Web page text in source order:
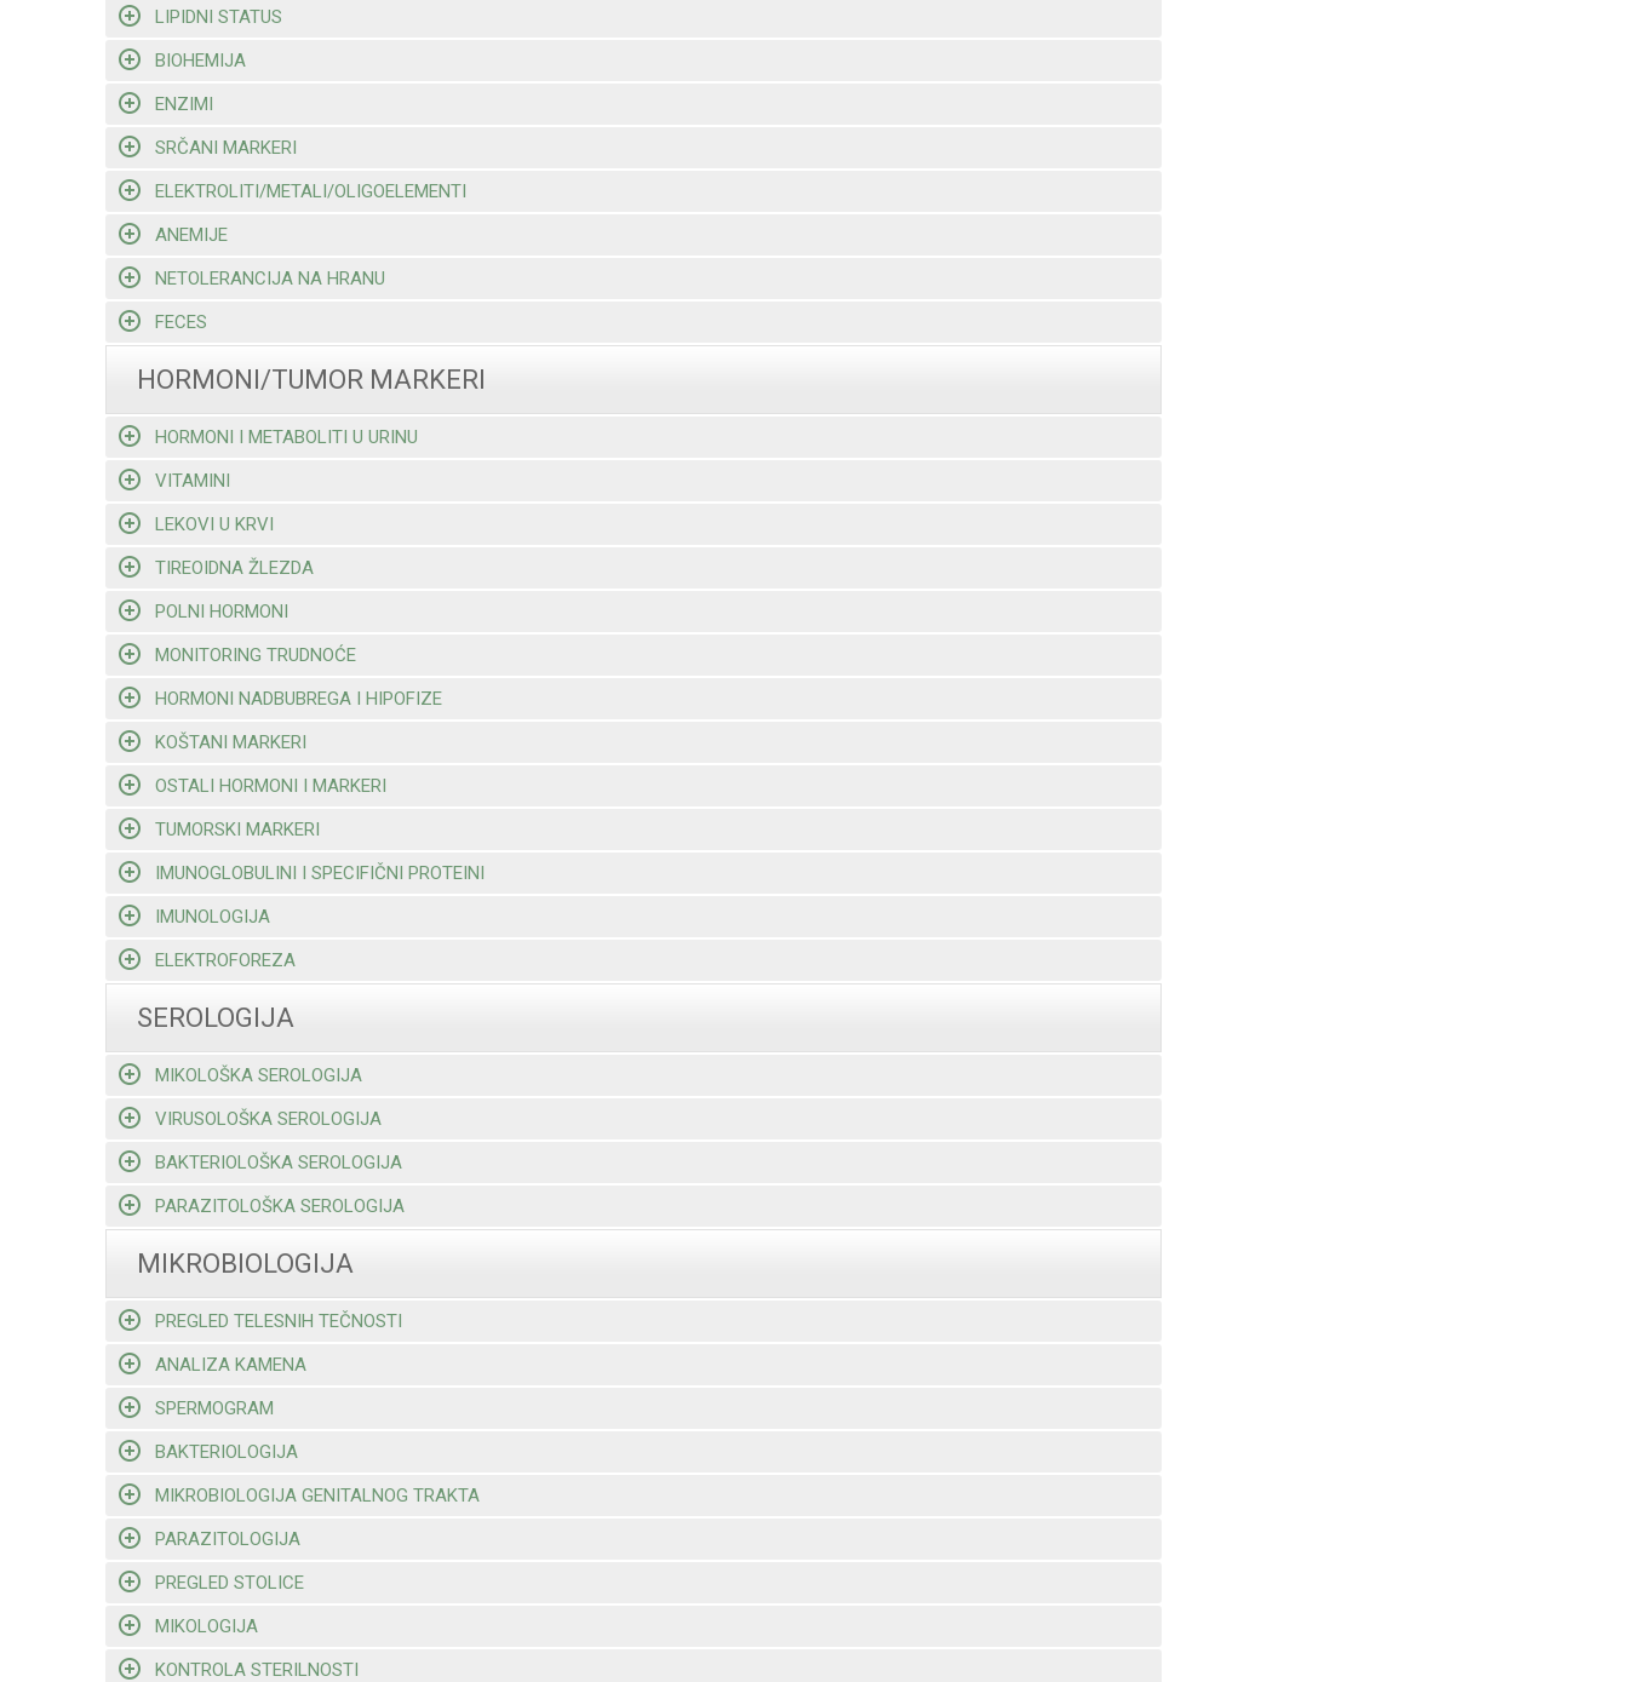
LIPIDNI STATUS
BIOHEMIJA
ENZIMI
SRČANI MARKERI
ELEKTROLITI/METALI/OLIGOELEMENTI
ANEMIJE
NETOLERANCIJA NA HRANU
FECES
HORMONI/TUMOR MARKERI
HORMONI I METABOLITI U URINU
VITAMINI
LEKOVI U KRVI
TIREOIDNA ŽLEZDA
POLNI HORMONI
MONITORING TRUDNOĆE
HORMONI NADBUBREGA I HIPOFIZE
KOŠTANI MARKERI
OSTALI HORMONI I MARKERI
TUMORSKI MARKERI
IMUNOGLOBULINI I SPECIFIČNI PROTEINI
IMUNOLOGIJA
ELEKTROFOREZA
SEROLOGIJA
MIKOLOŠKA SEROLOGIJA
VIRUSOLOŠKA SEROLOGIJA
BAKTERIOLOŠKA SEROLOGIJA
PARAZITOLOŠKA SEROLOGIJA
MIKROBIOLOGIJA
PREGLED TELESNIH TEČNOSTI
ANALIZA KAMENA
SPERMOGRAM
BAKTERIOLOGIJA
MIKROBIOLOGIJA GENITALNOG TRAKTA
PARAZITOLOGIJA
PREGLED STOLICE
MIKOLOGIJA
KONTROLA STERILNOSTI